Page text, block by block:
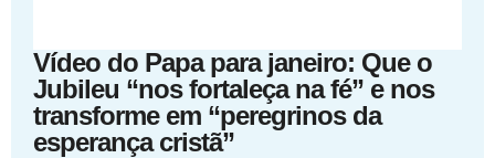
Vídeo do Papa para janeiro: Que o
Jubileu “nos fortaleça na fé” e nos
transforme em “peregrinos da
esperança cristã”